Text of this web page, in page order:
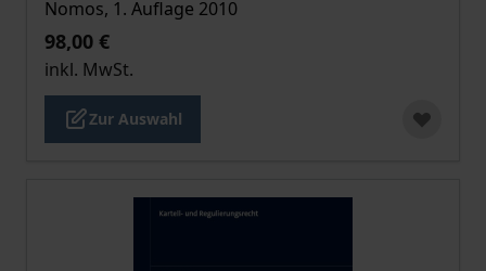
Nomos, 1. Auflage 2010
98,00 €
inkl. MwSt.
Zur Auswahl